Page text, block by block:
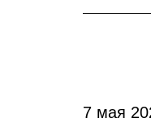
7 мая